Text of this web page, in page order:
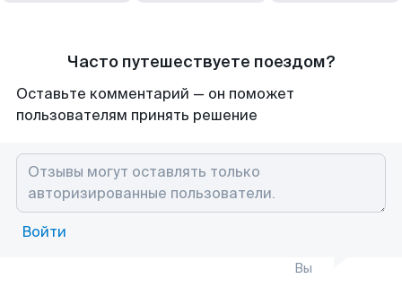
Часто путешествуете поездом?
Оставьте комментарий — он поможет
пользователям принять решение
Войти
Вы